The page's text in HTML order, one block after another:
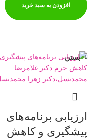
افزودن به سبد خرید
بستن
ارزیابی برنامه‌های
پیشگیری و کاهش